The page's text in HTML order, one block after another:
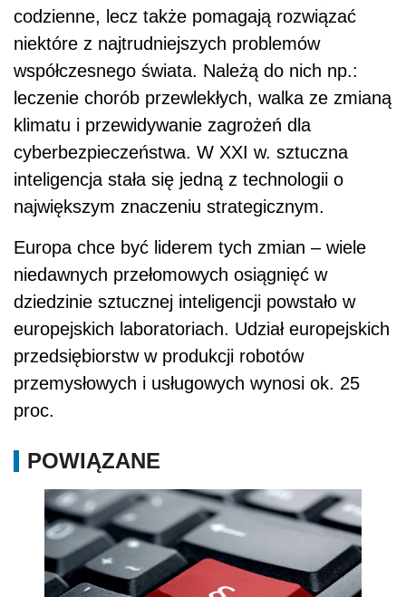
codzienne, lecz także pomagają rozwiązać
niektóre z najtrudniejszych problemów
współczesnego świata. Należą do nich np.:
leczenie chorób przewlekłych, walka ze zmianą
klimatu i przewidywanie zagrożeń dla
cyberbezpieczeństwa. W XXI w. sztuczna
inteligencja stała się jedną z technologii o
największym znaczeniu strategicznym.
Europa chce być liderem tych zmian – wiele
niedawnych przełomowych osiągnięć w
dziedzinie sztucznej inteligencji powstało w
europejskich laboratoriach. Udział europejskich
przedsiębiorstw w produkcji robotów
przemysłowych i usługowych wynosi ok. 25
proc.
POWIĄZANE